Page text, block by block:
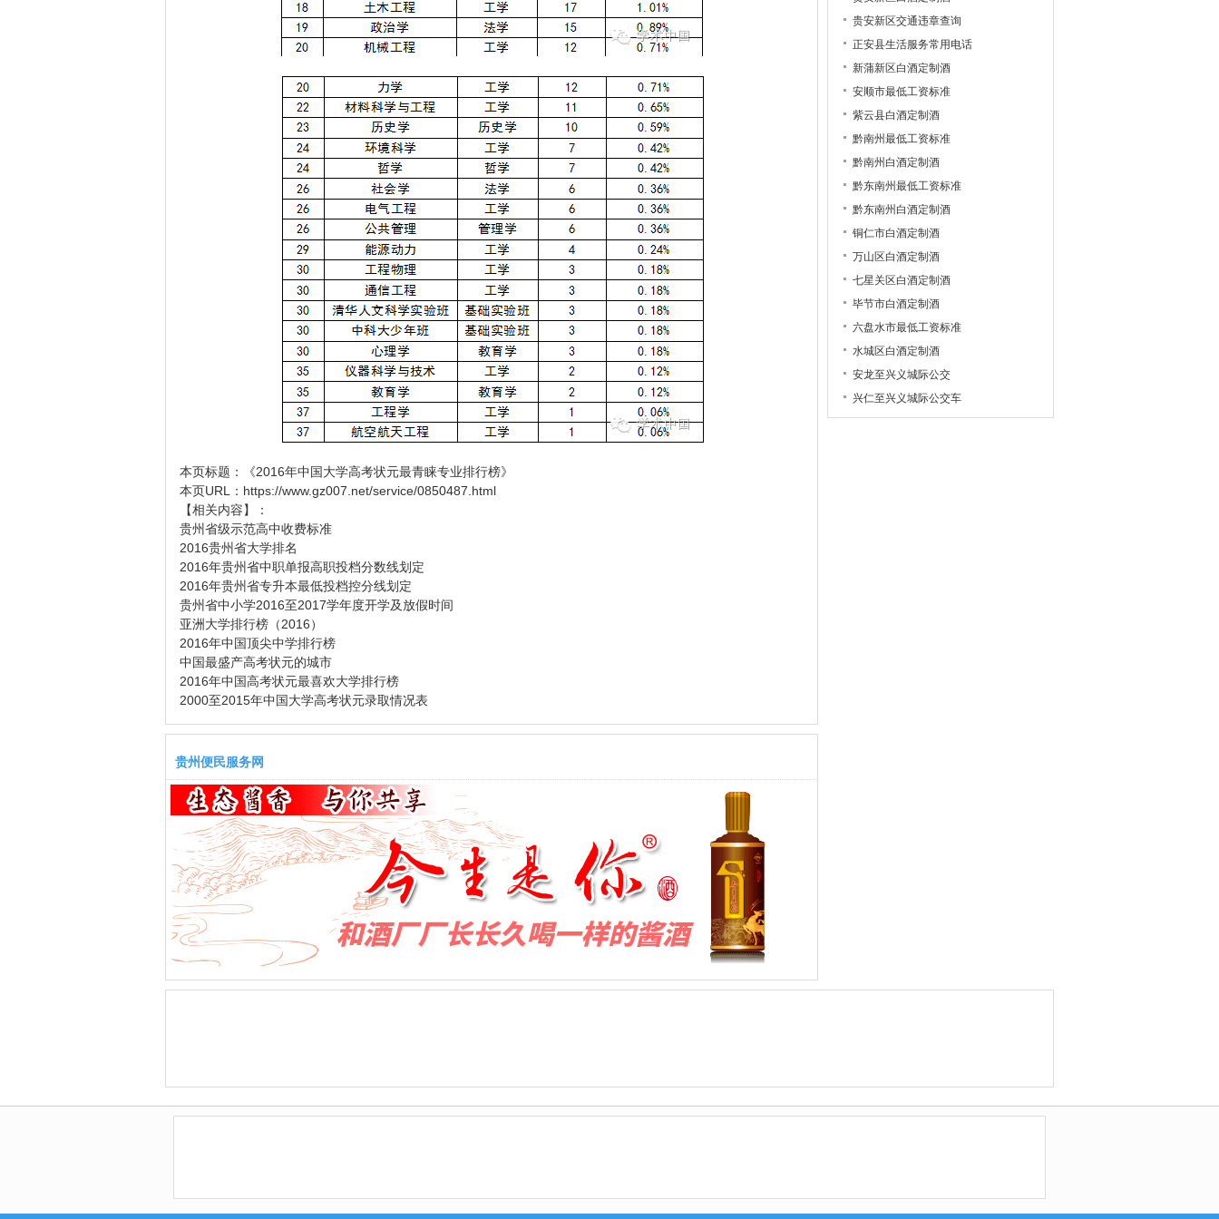
本页标题：
《2016年中国大学高考状元最青睐专业排行榜》
本页URL： https://www.gz007.net/service/0850487.html
【相关内容】：
贵州省级示范高中收费标准
2016贵州省大学排名
2016年贵州省中职单报高职投档分数线划定
2016年贵州省专升本最低投档控分线划定
贵州省中小学2016至2017学年度开学及放假时间
亚洲大学排行榜（2016）
2016年中国顶尖中学排行榜
中国最盛产高考状元的城市
2016年中国高考状元最喜欢大学排行榜
2000至2015年中国大学高考状元录取情况表
贵州便民服务网
贵安新区交通违章查询
正安县生活服务常用电话
新蒲新区白酒定制酒
安顺市最低工资标准
紫云县白酒定制酒
黔南州最低工资标准
黔南州白酒定制酒
黔东南州最低工资标准
黔东南州白酒定制酒
铜仁市白酒定制酒
万山区白酒定制酒
七星关区白酒定制酒
毕节市白酒定制酒
六盘水市最低工资标准
水城区白酒定制酒
安龙至兴义城际公交
兴仁至兴义城际公交车